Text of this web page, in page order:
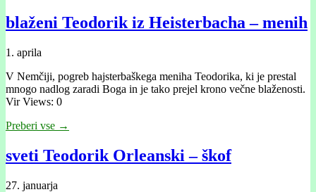
blaženi Teodorik iz Heisterbacha – menih
1. aprila
V Nemčiji, pogreb hajsterbaškega meniha Teodorika, ki je prestal
mnogo nadlog zaradi Boga in je tako prejel krono večne blaženosti.
Vir Views: 0
Preberi vse →
sveti Teodorik Orleanski – škof
27. januarja